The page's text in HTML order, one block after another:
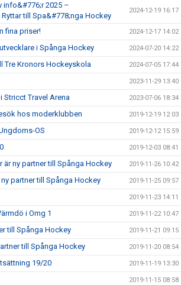
info&#776;r 2025 –
till Spa&#778;nga Hockey
2024-12-19 16:17
fina priser! 2024-12-17 14:02
i Spånga Hockey 2024-07-20 14:22
Tre Kronors Hockeyskola 2024-07-05 17:44
2023-11-29 13:40
Stricct Travel Arena 2023-07-06 18:34
hos moderklubben 2019-12-19 12:03
OS 2019-12-12 15:59
2019-12-03 08:41
är ny partner till Spånga Hockey 2019-11-26 10:42
partner till Spånga Hockey 2019-11-25 09:57
2019-11-23 14:11
i Omg 1 2019-11-22 10:47
till Spånga Hockey 2019-11-21 09:15
till Spånga Hockey 2019-11-20 08:54
19/20 2019-11-19 13:30
2019-11-15 08:58